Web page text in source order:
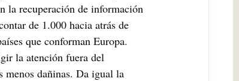
la recuperación de información
de 1.000 hacia atrás de
que conforman Europa.
la atención fuera del
menos dañinas. Da igual la